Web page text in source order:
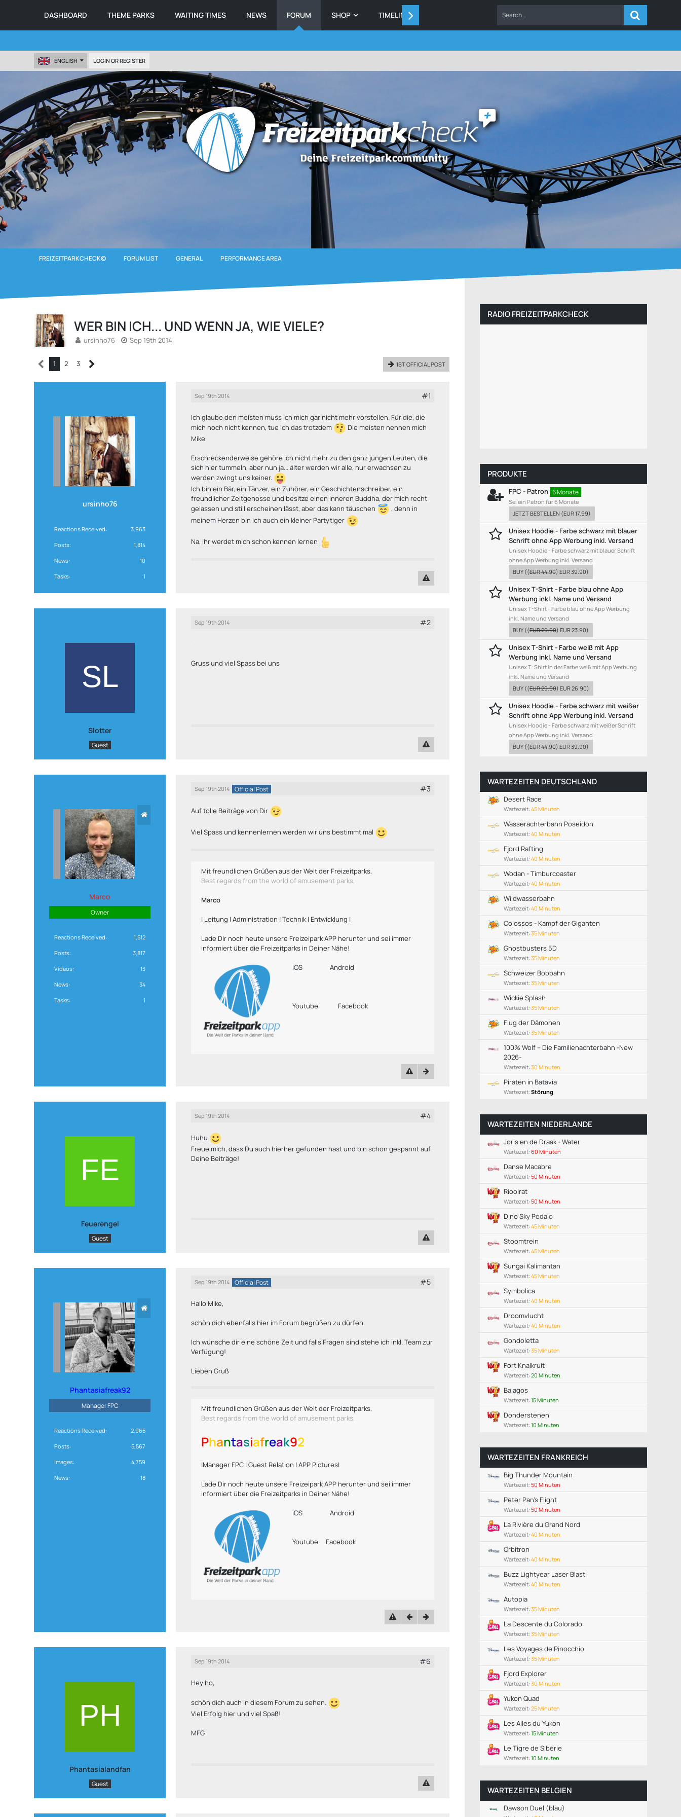
DASHBOARD THEME PARKS WAITING TIMES NEWS FORUM SHOP TIMELINE
ENGLISH LOGIN OR REGISTER
FREIZEITPARKCHECK© FORUM LIST GENERAL PERFORMANCE AREA
WER BIN ICH... UND WENN JA, WIE VIELE?
ursinho76 Sep 19th 2014
1 2 3 1ST OFFICIAL POST
ursinho76
Reactions Received 3,963
Posts 1,814
News 10
Tasks 1
Sep 19th 2014 #1
Ich glaube den meisten muss ich mich gar nicht mehr vorstellen. Für die, die
mich noch nicht kennen, tue ich das trotzdem
Die meisten nennen mich
Mike
Erschreckenderweise gehöre ich nicht mehr zu den ganz jungen Leuten, die
sich hier tummeln, aber nun ja... älter werden wir alle, nur erwachsen zu
werden zwingt uns keiner.
Ich bin ein Bär, ein Tänzer, ein Zuhörer, ein Geschichtenschreiber, ein
freundlicher Zeitgenosse und besitze einen inneren Buddha, der mich recht
gelassen und still erscheinen lässt, aber das kann täuschen
, denn in
meinem Herzen bin ich auch ein kleiner Partytiger
Na, ihr werdet mich schon kennen lernen
Slotter
Guest
Sep 19th 2014 #2
Gruss und viel Spass bei uns
Marco
Owner
Reactions Received 1,512
Posts 3,817
Videos 13
News 34
Tasks 1
Sep 19th 2014 Official Post #3
Auf tolle Beiträge von Dir
Viel Spass und kennenlernen werden wir uns bestimmt mal
Mit freundlichen Grüßen aus der Welt der Freizeitparks,
Best regards from the world of amusement parks,
Marco
| Leitung | Administration | Technik | Entwicklung |
Lade Dir noch heute unsere Freizeipark APP herunter und sei immer
informiert über die Freizeitparks in Deiner Nähe!
iOS Android
Youtube Facebook
Feuerengel
Guest
Sep 19th 2014 #4
Huhu
Freue mich, dass Du auch hierher gefunden hast und bin schon gespannt auf
Deine Beiträge!
Phantasiafreak92
Manager FPC
Reactions Received 2,965
Posts 5,567
Images 4,759
News 18
Sep 19th 2014 Official Post #5
Hallo Mike,
schön dich ebenfalls hier im Forum begrüßen zu dürfen.
Ich wünsche dir eine schöne Zeit und falls Fragen sind stehe ich inkl. Team zur
Verfügung!
Lieben Gruß
Mit freundlichen Grüßen aus der Welt der Freizeitparks,
Best regards from the world of amusement parks,
Phantasiafreak92
|Manager FPC | Guest Relation | APP Pictures|
Lade Dir noch heute unsere Freizeipark APP herunter und sei immer
informiert über die Freizeitparks in Deiner Nähe!
iOS Android
Youtube Facebook
Phantasialandfan
Guest
Sep 19th 2014 #6
Hey ho,
schön dich auch in diesem Forum zu sehen.
Viel Erfolg hier und viel Spaß!
MFG
RADIO FREIZEITPARKCHECK
PRODUKTE
FPC - Patron 6 Monate
Sei ein Patron für 6 Monate
JETZT BESTELLEN (EUR 17.99)
Unisex Hoodie - Farbe schwarz mit blauer
Schrift ohne App Werbung inkl. Versand
Unisex Hoodie - Farbe schwarz mit blauer Schrift
ohne App Werbung inkl. Versand
BUY ((EUR 44.90) EUR 39.90)
Unisex T-Shirt - Farbe blau ohne App
Werbung inkl. Name und Versand
Unisex T-Shirt - Farbe blau ohne App Werbung
inkl. Name und Versand
BUY ((EUR 29.90) EUR 23.90)
Unisex T-Shirt - Farbe weiß mit App
Werbung inkl. Name und Versand
Unisex T-Shirt in der Farbe weiß mit App Werbung
inkl. Name und Versand
BUY ((EUR 29.90) EUR 26.90)
Unisex Hoodie - Farbe schwarz mit weißer
Schrift ohne App Werbung inkl. Versand
Unisex Hoodie - Farbe schwarz mit weißer Schrift
ohne App Werbung inkl. Versand
BUY ((EUR 44.90) EUR 39.90)
WARTEZEITEN DEUTSCHLAND
Desert Race
Wartezeit: 45 Minuten
Wasserachterbahn Poseidon
Wartezeit: 40 Minuten
Fjord Rafting
Wartezeit: 40 Minuten
Wodan - Timburcoaster
Wartezeit: 40 Minuten
Wildwasserbahn
Wartezeit: 40 Minuten
Colossos - Kampf der Giganten
Wartezeit: 35 Minuten
Ghostbusters 5D
Wartezeit: 35 Minuten
Schweizer Bobbahn
Wartezeit: 35 Minuten
Wickie Splash
Wartezeit: 35 Minuten
Flug der Dämonen
Wartezeit: 35 Minuten
100% Wolf – Die Familienachterbahn -New
2026-
Wartezeit: 30 Minuten
Piraten in Batavia
Wartezeit: Störung
WARTEZEITEN NIEDERLANDE
Joris en de Draak - Water
Wartezeit: 60 Minuten
Danse Macabre
Wartezeit: 50 Minuten
Rioolrat
Wartezeit: 50 Minuten
Dino Sky Pedalo
Wartezeit: 45 Minuten
Stoomtrein
Wartezeit: 45 Minuten
Sungai Kalimantan
Wartezeit: 45 Minuten
Symbolica
Wartezeit: 40 Minuten
Droomvlucht
Wartezeit: 40 Minuten
Gondoletta
Wartezeit: 35 Minuten
Fort Knalkruit
Wartezeit: 20 Minuten
Balagos
Wartezeit: 15 Minuten
Donderstenen
Wartezeit: 10 Minuten
WARTEZEITEN FRANKREICH
Big Thunder Mountain
Wartezeit: 50 Minuten
Peter Pan's Flight
Wartezeit: 50 Minuten
La Rivière du Grand Nord
Wartezeit: 40 Minuten
Orbitron
Wartezeit: 40 Minuten
Buzz Lightyear Laser Blast
Wartezeit: 40 Minuten
Autopia
Wartezeit: 35 Minuten
La Descente du Colorado
Wartezeit: 35 Minuten
Les Voyages de Pinocchio
Wartezeit: 35 Minuten
Fjord Explorer
Wartezeit: 30 Minuten
Yukon Quad
Wartezeit: 25 Minuten
Les Ailes du Yukon
Wartezeit: 15 Minuten
Le Tigre de Sibérie
Wartezeit: 10 Minuten
WARTEZEITEN BELGIEN
Dawson Duel (blau)